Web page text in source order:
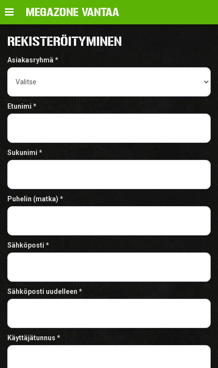
Valikko
MEGAZONE VANTAA
REKISTERÖITYMINEN
Asiakasryhmä
Etunimi
Sukunimi
Puhelin (matka)
Sähköposti
Sähköposti uudelleen
Käyttäjätunnus